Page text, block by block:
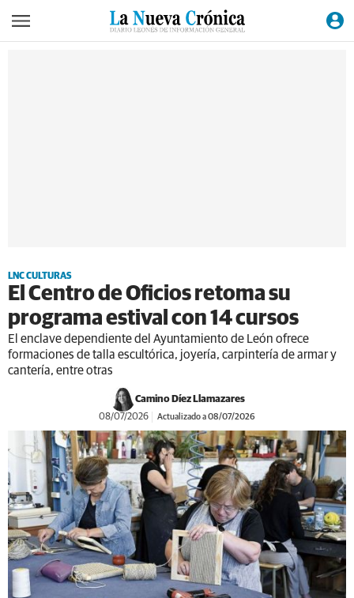
LNC CULTURAS
El Centro de Oficios retoma su
programa estival con 14 cursos
El enclave dependiente del Ayuntamiento de León ofrece
formaciones de talla escultórica, joyería, carpintería de armar y
cantería, entre otras
Camino Díez Llamazares
08/07/2026 Actualizado a 08/07/2026